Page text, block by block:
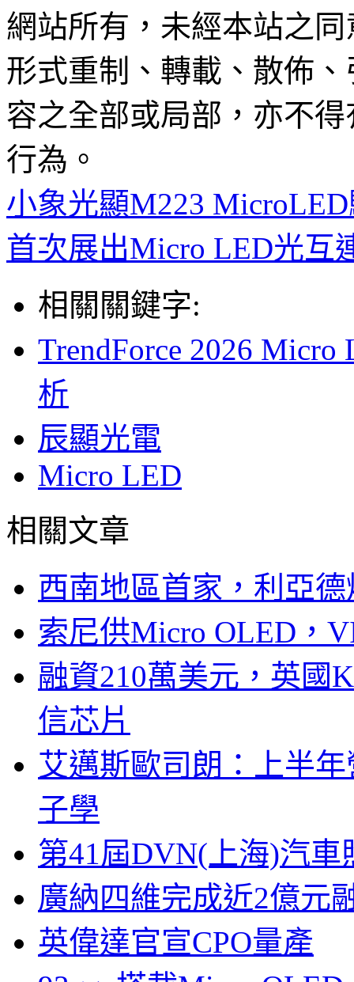
網站所有，未經本站之
形式重制、轉載、散佈
容之全部或局部，亦不
行為。
小象光顯M223
首次展出Micro LED光互
相關關鍵字:
TrendForce 2026
析
辰顯光電
Micro LED
相關文章
西南地區首家，利亞
索尼供Micro OLED，
融資210萬美元，英國
信芯片
艾邁斯歐司朗：上半
子學
第41屆DVN(上海)汽
廣納四維完成近2億元
英偉達官宣CPO量產